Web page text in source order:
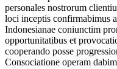
personales nostrorum
loci inceptis confirmabimus
Indonesianae coniunctim
opportunitatibus et
cooperando posse
Consociatione operam